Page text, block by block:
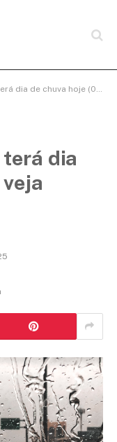
hoje (06); veja previsão do tempo
dia